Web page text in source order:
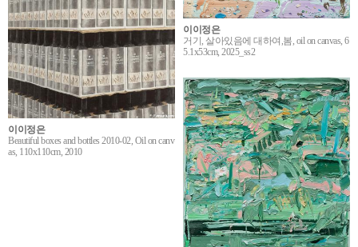
이이정은
거기, 살아있음에 대하여,봄, oil on canvas, 6
5.1x53cm, 2025_ss2
이이정은
Beautiful boxes and bottles 2010-02, Oil on canv
as, 110x110cm, 2010